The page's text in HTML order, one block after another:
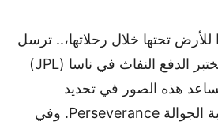
تحتها خلال رحلاتها،.. ترسل
إلى مهندسي فريق مختبر الدفع النفاث في ناسا (JPL)
هذه الصور في تحديد
مسارات فعالة للمركبة الجوالة Perseverance. وفي